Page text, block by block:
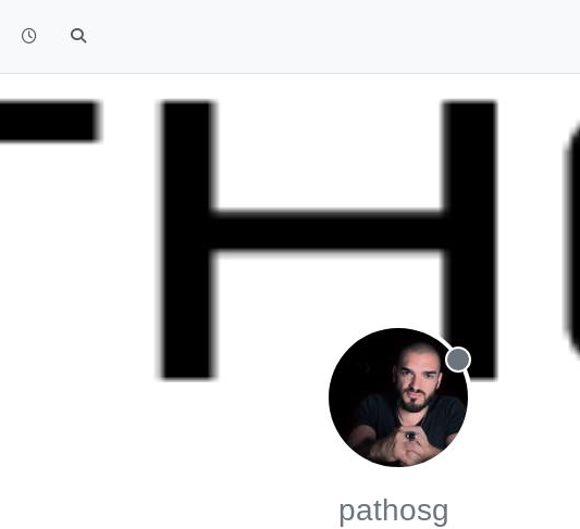
Offline
pathosg